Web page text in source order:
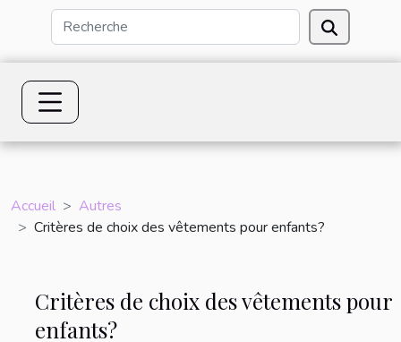
Accueil
Autres
Critères de choix des vêtements pour enfants?
Critères de choix des vêtements pour
enfants?